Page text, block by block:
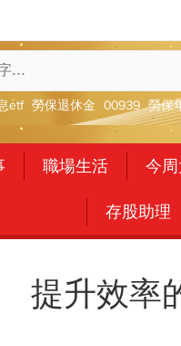
etf 勞保退休金 00939 勞保
職場生活 今
存股助理
提升效率